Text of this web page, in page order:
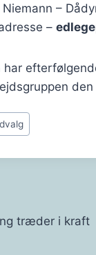
Niemann –
–
har
træder i kraft